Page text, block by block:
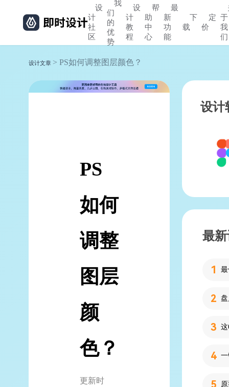
设
计
社
区
我
们
的
优
势
设
计
教
程
帮
助
中
心
最
新
功
能
下
载
定
价
于
我
们
设计文章 > PS如何调整图层颜色？
PS
如何
调整
图层
颜
色？
更新时
设计
最